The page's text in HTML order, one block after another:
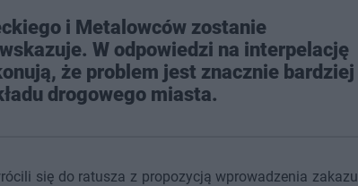
i Metalowców zostanie
W odpowiedzi na interpelację
że problem jest znacznie bardziej
drogowego miasta.
się do ratusza z propozycją wprowadzenia zakazu